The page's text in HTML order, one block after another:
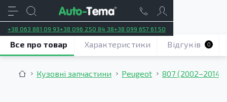
+38 063 881 09 93+38 096 250 84 38+38 099 657 61 50
Кузовні запчастини Peugeot 807 (2002–2014)
Все про товар Характеристики Відгуків 0